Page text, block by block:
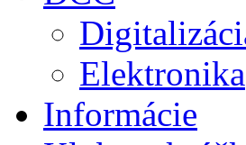
Elektronika
Informácie